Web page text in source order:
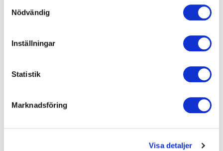
Nödvändig
Inställningar
Statistik
Marknadsföring
Visa detaljer
Okänt
Start: Onsdag 2026-08-19
Mörbybadet